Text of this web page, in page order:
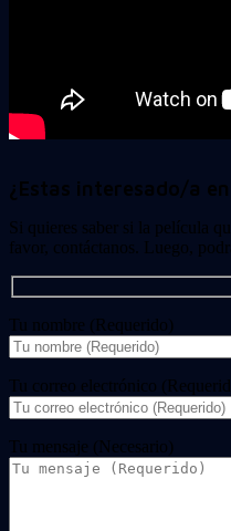
¿Estas interesado/a
Si quieres saber si la película
favor, contáctanos. Luego,
Tu nombre (Requerido)
Tu correo electrónico
Tu mensaje (Necesario)